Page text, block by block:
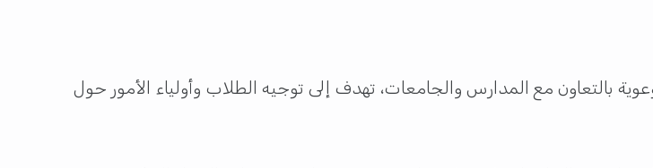
بالتعاون مع المدارس والجامعات، تهدف إلى توجيه الطلاب وأولياء الأمور حول